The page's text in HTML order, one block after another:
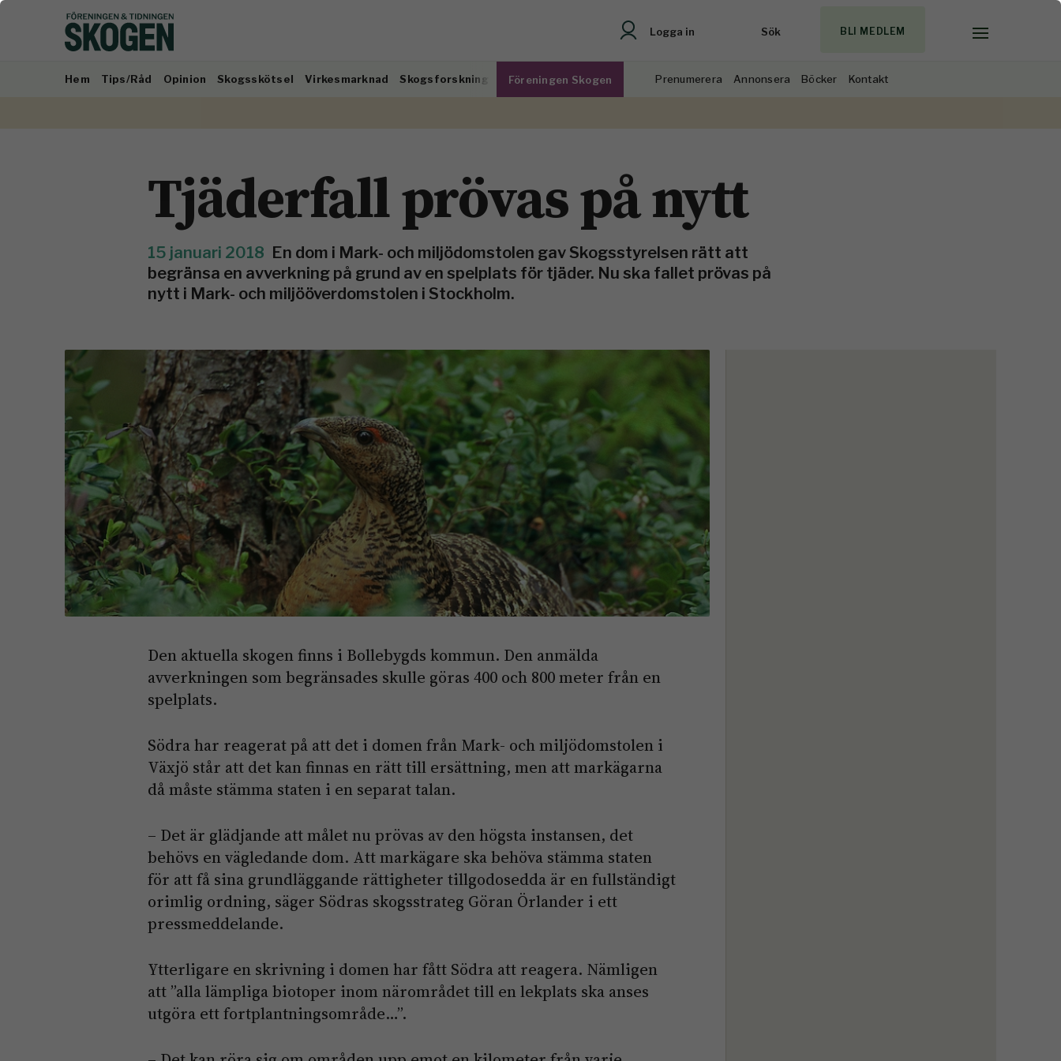
Logga in Sök BLI MEDLEM
Hem Tips/Råd Opinion Skogsskötsel Virkesmarknad Skogsforskning Föreningen Skogen Prenumerera Annonsera Böcker Kontakt
Tjäderfall prövas på nytt
15 januari 2018 En dom i Mark- och miljödomstolen gav Skogsstyrelsen rätt att
begränsa en avverkning på grund av en spelplats för tjäder. Nu ska fallet prövas på
nytt i Mark- och miljööverdomstolen i Stockholm.
Den aktuella skogen finns i Bollebygds kommun. Den anmälda
avverkningen som begränsades skulle göras 400 och 800 meter från en
spelplats.
Södra har reagerat på att det i domen från Mark- och miljödomstolen i
Växjö står att det kan finnas en rätt till ersättning, men att markägarna
då måste stämma staten i en separat talan.
– Det är glädjande att målet nu prövas av den högsta instansen, det
behövs en vägledande dom. Att markägare ska behöva stämma staten
för att få sina grundläggande rättigheter tillgodosedda är en fullständigt
orimlig ordning, säger Södras skogsstrateg Göran Örlander i ett
pressmeddelande.
Ytterligare en skrivning i domen har fått Södra att reagera. Nämligen
att ”alla lämpliga biotoper inom närområdet till en lekplats ska anses
utgöra ett fortplantningsområde…”.